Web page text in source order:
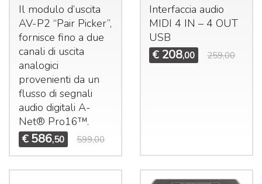
Il modulo d’uscita
AV-P2 “Pair Picker”,
fornisce fino a due
canali di uscita
analogici
provenienti da un
flusso di segnali
audio digitali A-
Net® Pro16™.
€ 586,50 599,00
Interfaccia audio
MIDI 4 IN – 4OUT
USB
€ 208,00 259,00